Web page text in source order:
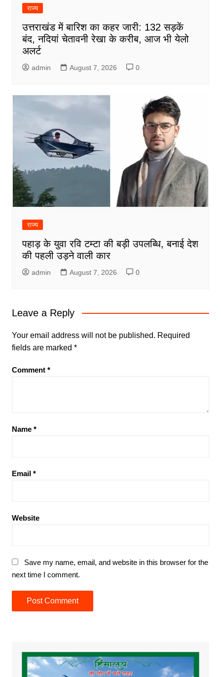
राज्य
उत्तराखंड में बारिश का कहर जारी: 132 सड़कें
बंद, नदियां चेतावनी रेखा के करीब, आज भी येलो
अलर्ट
admin August 7, 2026 0
राज्य
पहाड़ के युवा रवि टम्टा की बड़ी उपलब्धि, बनाई देश
की पहली उड़ने वाली कार
admin August 7, 2026 0
Leave a Reply
Your email address will not be published. Required
fields are marked *
Comment *
Name *
Email *
Website
Save my name, email, and website in this browser for the
next time I comment.